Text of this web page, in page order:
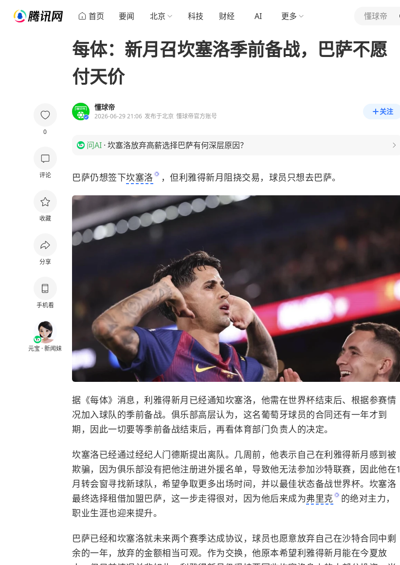
首页 要闻 北京 科技 财经 AI 更多 懂球帝
0
评论
收藏
分享
手机看
元宝 · 新闻妹
每体：新月召坎塞洛季前备战，巴萨不愿
付天价
懂球帝
2026-06-29 21:06 发布于北京 懂球帝官方账号
关注
问AI · 坎塞洛放弃高薪选择巴萨有何深层原因？
巴萨仍想签下坎塞洛 ，但利雅得新月阻挠交易，球员只想去巴萨。
据《每体》消息，利雅得新月已经通知坎塞洛，他需在世界杯结束后、根据参赛情
况加入球队的季前备战。俱乐部高层认为，这名葡萄牙球员的合同还有一年才到
期，因此一切要等季前备战结束后，再看体育部门负责人的决定。
坎塞洛已经通过经纪人门德斯提出离队。几周前，他表示自己在利雅得新月感到被
欺骗，因为俱乐部没有把他注册进外援名单，导致他无法参加沙特联赛，因此他在1
月转会窗寻找新球队，希望争取更多出场时间，并以最佳状态备战世界杯。坎塞洛
最终选择租借加盟巴萨，这一步走得很对，因为他后来成为弗里克
的绝对主力，
职业生涯也迎来提升。
巴萨已经和坎塞洛就未来两个赛季达成协议，球员也愿意放弃自己在沙特合同中剩
余的一年，放弃的金额相当可观。作为交换，他原本希望利雅得新月能在今夏放